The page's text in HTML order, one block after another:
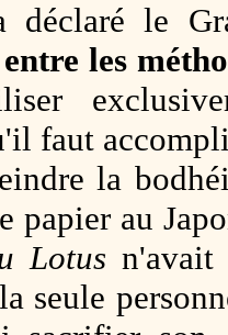
déclaré le
les
faut
la
papier au
Lotus n'avait
seule